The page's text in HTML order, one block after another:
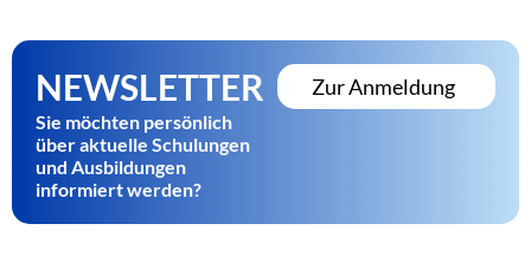
NEWSLETTER
Sie möchten persönlich
über aktuelle Schulungen
und Ausbildungen
informiert werden?
Zur Anmeldung